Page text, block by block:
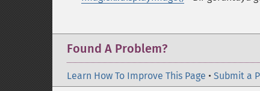
Found A Problem?
Learn How To Improve This Page • Submit a